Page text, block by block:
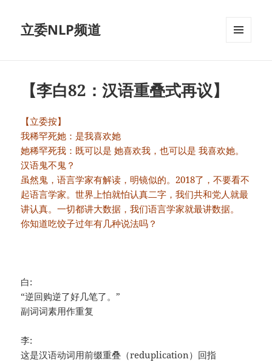
立委NLP频道
【李白82：汉语重叠式再议】
【立委按】
我稀罕死她：是我喜欢她
她稀罕死我：既可以是 她喜欢我，也可以是 我喜欢她。
汉语鬼不鬼？
虽然鬼，语言学家有解读，明镜似的。2018了，不要看不
起语言学家。世界上怕就怕认真二字，我们共和党人就最
讲认真。一切都讲大数据，我们语言学家就最讲数据。
你知道吃饺子过年有几种说法吗？
白:
“逆回购逆了好几笔了。”
副词词素用作重复
李:
这是汉语动词用前缀重叠（reduplication）回指